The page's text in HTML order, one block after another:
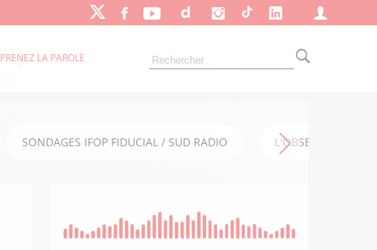
PRENEZ LA PAROLE
SONDAGES IFOP FIDUCIAL / SUD RADIO L'OBSERVATOIRE